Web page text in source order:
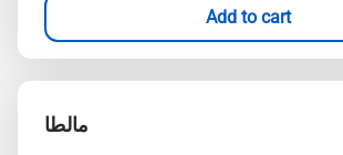
Add to cart
مالطا